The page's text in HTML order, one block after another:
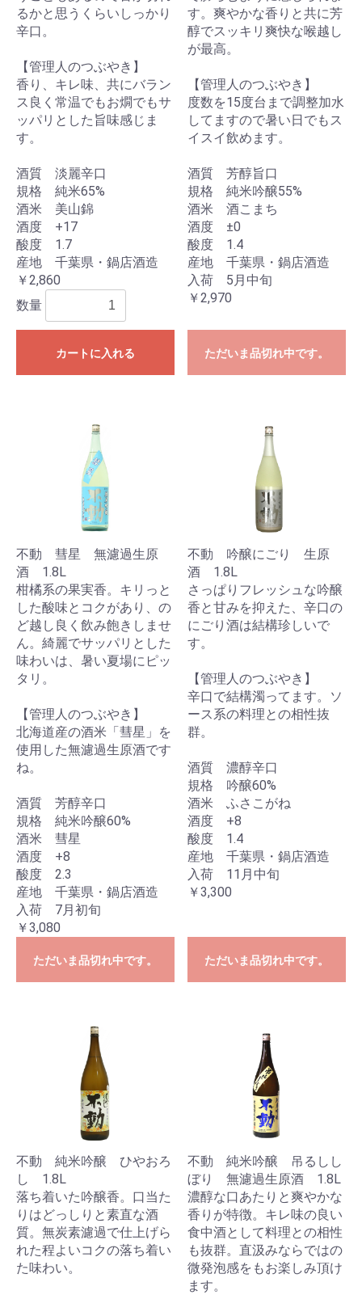
るかと思うくらいしっかり
辛口。
【管理人のつぶやき】
香り、キレ味、共にバラン
ス良く常温でもお燗でもサ
ッパリとした旨味感じま
す。
酒質 淡麗辛口
規格 純米65%
酒米 美山錦
酒度 +17
酸度 1.7
産地 千葉県・鍋店酒造
￥2,860
数量
カートに入れる
す。爽やかな香りと共に芳
醇でスッキリ爽快な喉越し
が最高。
【管理人のつぶやき】
度数を15度台まで調整加水
してますので暑い日でもス
イスイ飲めます。
酒質 芳醇旨口
規格 純米吟醸55%
酒米 酒こまち
酒度 ±0
酸度 1.4
産地 千葉県・鍋店酒造
入荷 5月中旬
￥2,970
ただいま品切れ中です。
不動 彗星 無濾過生原
酒 1.8L
柑橘系の果実香。キリっと
した酸味とコクがあり、の
ど越し良く飲み飽きしませ
ん。綺麗でサッパリとした
味わいは、暑い夏場にピッ
タリ。
【管理人のつぶやき】
北海道産の酒米「彗星」を
使用した無濾過生原酒です
ね。
酒質 芳醇辛口
規格 純米吟醸60%
酒米 彗星
酒度 +8
酸度 2.3
産地 千葉県・鍋店酒造
入荷 7月初旬
￥3,080
ただいま品切れ中です。
不動 吟醸にごり 生原
酒 1.8L
さっぱりフレッシュな吟醸
香と甘みを抑えた、辛口の
にごり酒は結構珍しいで
す。
【管理人のつぶやき】
辛口で結構濁ってます。ソ
ース系の料理との相性抜
群。
酒質 濃醇辛口
規格 吟醸60%
酒米 ふさこがね
酒度 +8
酸度 1.4
産地 千葉県・鍋店酒造
入荷 11月中旬
￥3,300
ただいま品切れ中です。
不動 純米吟醸 ひやおろ
し 1.8L
落ち着いた吟醸香。口当た
りはどっしりと素直な酒
質。無炭素濾過で仕上げら
れた程よいコクの落ち着い
た味わい。
不動 純米吟醸 吊るしし
ぼり 無濾過生原酒 1.8L
濃醇な口あたりと爽やかな
香りが特徴。キレ味の良い
食中酒として料理との相性
も抜群。直汲みならではの
微発泡感をもお楽しみ頂け
ます。